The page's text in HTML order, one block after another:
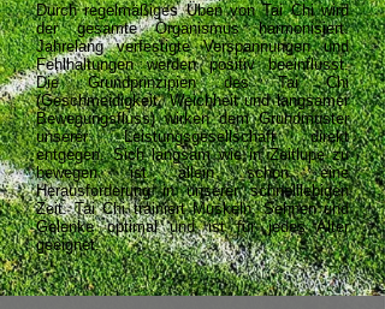
Durch regelmäßiges Üben von Tai Chi wird
der gesamte Organismus harmonisiert.
Jahrelang verfestigte Verspannungen und
Fehlhaltungen werden positiv beeinflusst.
Die Grundprinzipien des Tai Chi
(Geschmeidigkeit, Weichheit und langsamer
Bewegungsfluss) wirken dem Grundmuster
unserer Leistungsgesellschaft direkt
entgegen. Sich langsam wie in Zeitlupe zu
bewegen ist allein schon eine
Herausforderung in unserer schnelllebigen
Zeit. Tai Chi trainiert Muskeln, Sehnen und
Gelenke optimal und ist für jedes Alter
geeignet.